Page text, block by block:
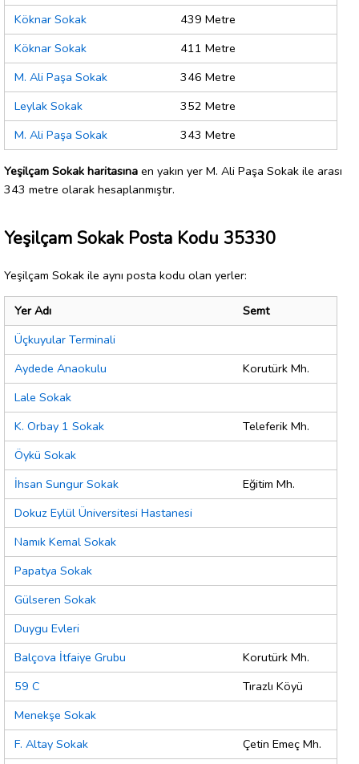
Köknar Sokak
439 Metre
Köknar Sokak
411 Metre
M. Ali Paşa Sokak
346 Metre
Leylak Sokak
352 Metre
M. Ali Paşa Sokak
343 Metre
Yeşilçam Sokak haritasına en yakın yer M. Ali Paşa Sokak ile arası
343 metre olarak hesaplanmıştır.
Yeşilçam Sokak Posta Kodu 35330
Yeşilçam Sokak ile aynı posta kodu olan yerler:
Yer Adı
Semt
Üçkuyular Terminali
Aydede Anaokulu
Korutürk Mh.
Lale Sokak
K. Orbay 1 Sokak
Teleferik Mh.
Öykü Sokak
İhsan Sungur Sokak
Eğitim Mh.
Dokuz Eylül Üniversitesi Hastanesi
Namık Kemal Sokak
Papatya Sokak
Gülseren Sokak
Duygu Evleri
Balçova İtfaiye Grubu
Korutürk Mh.
59 C
Tırazlı Köyü
Menekşe Sokak
F. Altay Sokak
Çetin Emeç Mh.